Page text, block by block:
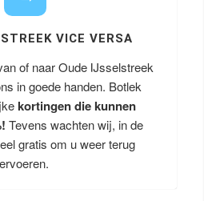
VICE VERSA
of naar Oude IJsselstreek
in goede handen. Botlek
kortingen die kunnen
Tevens wachten wij, in de
gratis om u weer terug